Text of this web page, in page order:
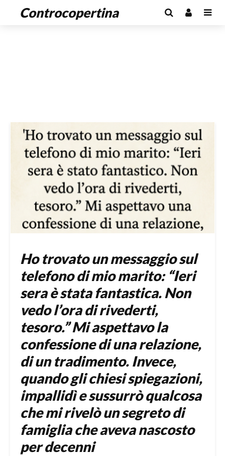
Controcopertina
Ho trovato un messaggio sul
telefono di mio marito: “Ieri
sera è stata fantastica. Non
vedo l’ora di rivederti,
tesoro.” Mi aspettavo la
confessione di una relazione,
di un tradimento. Invece,
quando gli chiesi spiegazioni,
impallidì e sussurrò qualcosa
che mi rivelò un segreto di
famiglia che aveva nascosto
per decenni